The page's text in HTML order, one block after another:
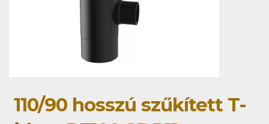
110/90 hosszú szűkített T-